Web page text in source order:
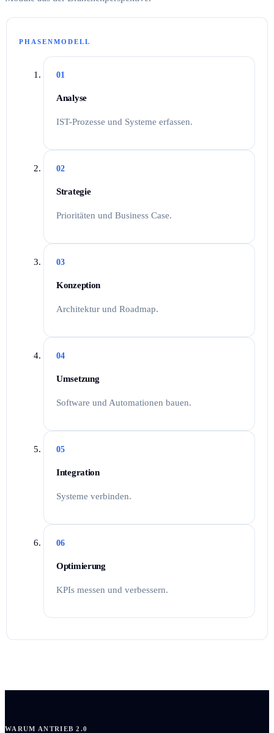
PHASENMODELL
01
Analyse
IST-Prozesse und Systeme erfassen.
02
Strategie
Prioritäten und Business Case.
03
Konzeption
Architektur und Roadmap.
04
Umsetzung
Software und Automationen bauen.
05
Integration
Systeme verbinden.
06
Optimierung
KPIs messen und verbessern.
WARUM ANTRIEB 2.0